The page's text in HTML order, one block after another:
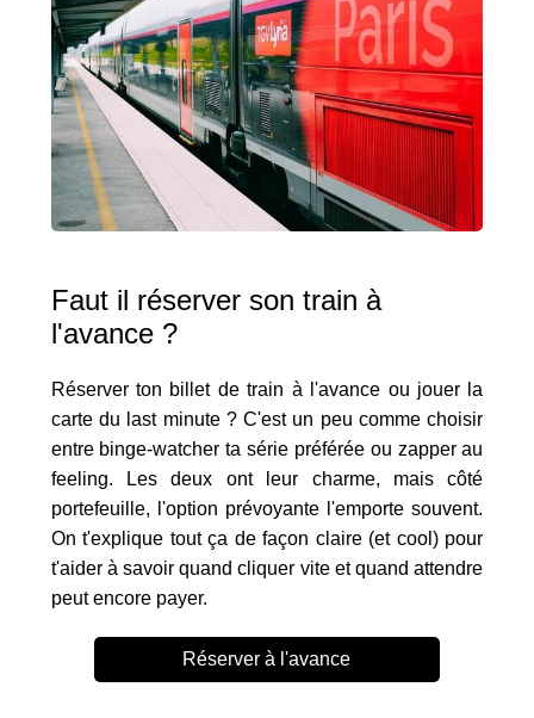
Faut il réserver son train à
l'avance ?
Réserver ton billet de train à l'avance ou jouer la
carte du last minute ? C'est un peu comme choisir
entre binge-watcher ta série préférée ou zapper au
feeling. Les deux ont leur charme, mais côté
portefeuille, l'option prévoyante l'emporte souvent.
On t'explique tout ça de façon claire (et cool) pour
t'aider à savoir quand cliquer vite et quand attendre
peut encore payer.
Réserver à l'avance